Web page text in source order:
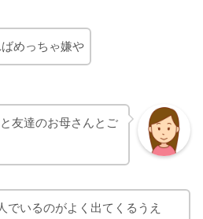
めっちゃ嫌や
友達のお母さんとご
でいるのがよく出てくるうえ